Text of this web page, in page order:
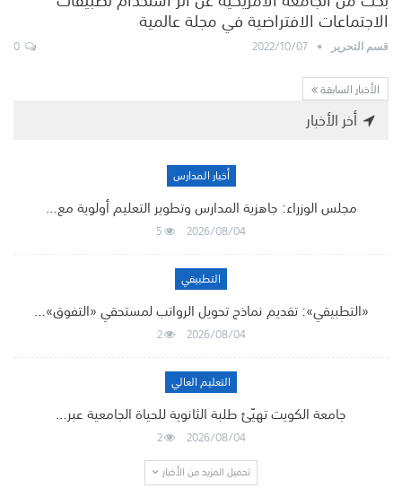
الاجتماعات الافتراضية في مجلة عالمية
قسم التحرير 2022/10/07
الأخبار السابقة
أخر الأخبار
أخبار المدارس
مجلس الوزراء: جاهزية المدارس وتطوير التعليم أولوية مع…
2026/08/04
5
التطبيقي
«التطبيقي»: تقديم نماذج تحويل الرواتب لمستحقي «التفوق»…
2026/08/04
2
التعليم العالي
جامعة الكويت تهيّئ طلبة الثانوية للحياة الجامعية عبر…
2026/08/04
2
تحميل المزيد من الأخبار